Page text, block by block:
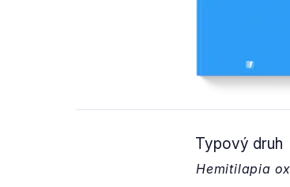
Typový druh
Hemitilapia